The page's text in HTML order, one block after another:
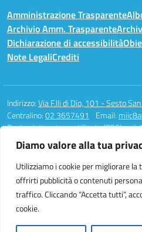
Diamo valore alla tua
Utilizziamo i cookie per migliorare la
offrirti pubblicità o contenuti
traffico. Cliccando “Accetta tutti”,
cookie.
Amministrazione Trasparente
Archivio Amm. Trasparente
Dichiarazione di accessibilità
Note LegaliCrediti
Indirizzo:Via F.lli di Dio, 101 - Sesto
Centralino:02 3657491 Email:
Posta elettronica certificata (PEC):
Codice fiscale: 94581340158
Codice meccanografico:
MIIC8A0002
Codice unico di fatturazione (CUF):